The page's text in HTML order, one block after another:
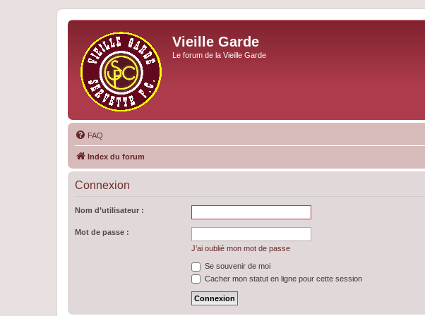
Vieille Garde
Le forum de la Vieille Garde
FAQ
Index du forum
Connexion
Nom d’utilisateur :
Mot de passe :
J’ai oublié mon mot de passe
Se souvenir de moi
Cacher mon statut en ligne pour cette session